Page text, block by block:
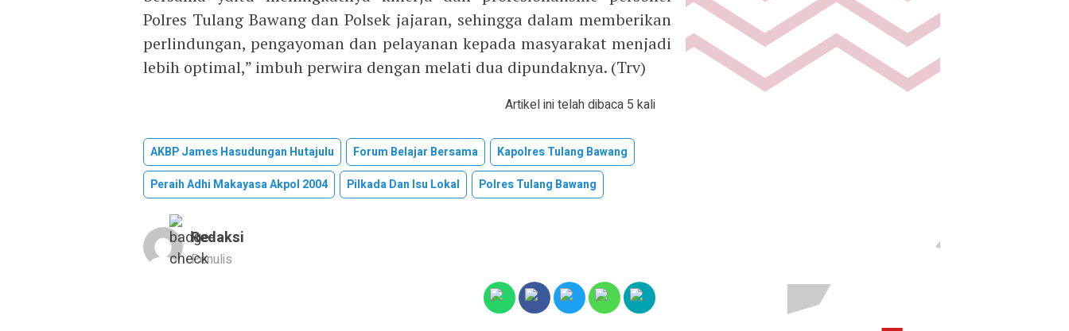
Polres Tulang Bawang dan Polsek jajaran, sehingga dalam memberikan
perlindungan, pengayoman dan pelayanan kepada masyarakat menjadi
lebih optimal,” imbuh perwira dengan melati dua dipundaknya. (Trv)
Artikel ini telah dibaca 5 kali
AKBP James Hasudungan Hutajulu Forum Belajar Bersama
Kapolres Tulang Bawang
Peraih Adhi Makayasa Akpol 2004
Pilkada Dan Isu Lokal Polres Tulang Bawang
Redaksi
Penulis